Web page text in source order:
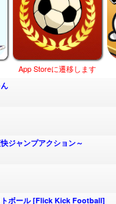
App Storeに遷移します
ジャンプアクション～
トボール [Flick Kick Football]